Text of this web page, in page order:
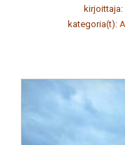
kirjoittaja:
kategoria(t):